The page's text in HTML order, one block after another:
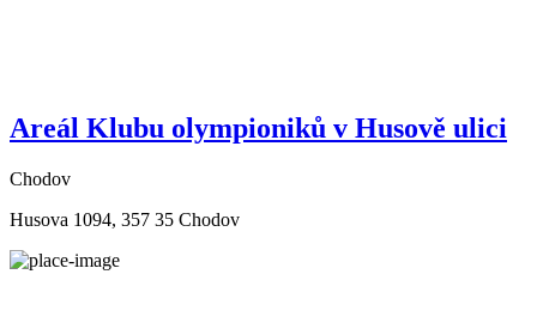
Areál Klubu olympioniků v Husově ulici
Chodov
Husova 1094, 357 35 Chodov